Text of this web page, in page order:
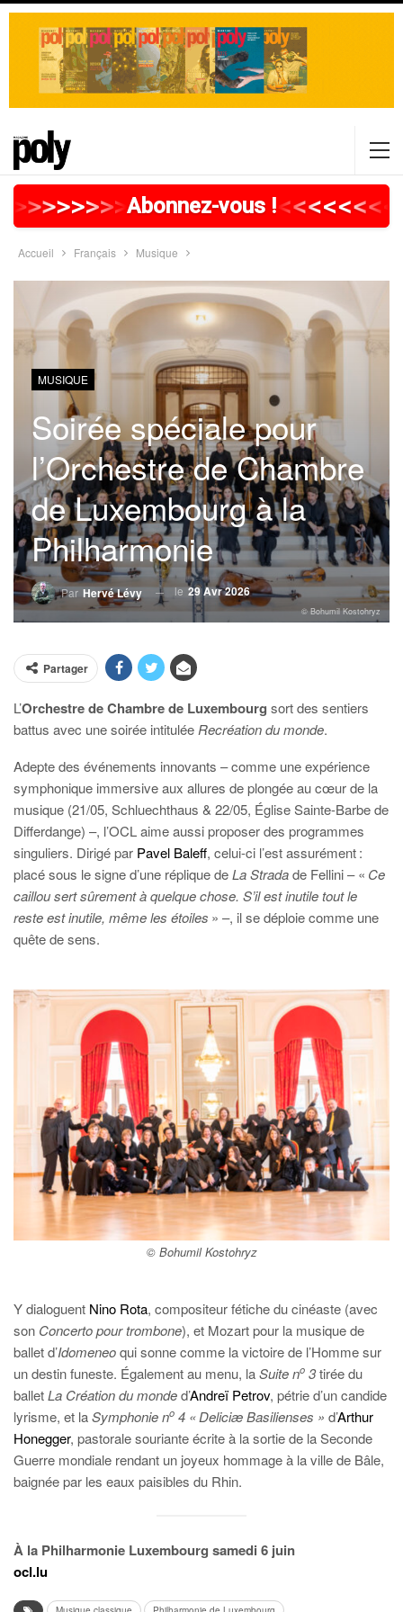
>>>>>>>>>>>>>>>>>
Abonnez-vous !<<<<<<<<
Accueil Français Musique
MUSIQUE
Soirée spéciale pour
l’Orchestre de Chambre
de Luxembourg à la
Philharmonie
Par Hervé Lévy le29 Avr 2026
© Bohumil Kostohryz
Partager
L’Orchestre de Chambre de Luxembourg sort des sentiers
battus avec une soirée intitulée Recréation du monde.
Adepte des événements innovants – comme une expérience
symphonique immersive aux allures de plongée au cœur de la
musique (21/05, Schluechthaus & 22/05, Église Sainte-Barbe de
Differdange) –, l’OCL aime aussi proposer des programmes
singuliers. Dirigé par Pavel Baleff, celui-ci l’est assurément :
placé sous le signe d’une réplique deLa Stradade Fellini – « Ce
caillou sert sûrement à quelque chose. S’il est inutile tout le
reste est inutile, même les étoiles » –, il se déploie comme une
quête de sens.
© Bohumil Kostohryz
Y dialoguent Nino Rota, compositeur fétiche du cinéaste (avec
son Concerto pour trombone), et Mozart pour la musique de
ballet d’Idomeneoqui sonne comme la victoire de l’Homme sur
un destin funeste. Également au menu, laSuite no 3tirée du
balletLa Création du monded’Andreï Petrov, pétrie d’un candide
lyrisme, et laSymphonie no 4 « Deliciæ Basilienses » d’Arthur
Honegger, pastorale souriante écrite à la sortie de la Seconde
Guerre mondiale rendant un joyeux hommage à la ville de Bâle,
baignée par les eaux paisibles du Rhin.
À la Philharmonie Luxembourg samedi 6 juin
ocl.lu